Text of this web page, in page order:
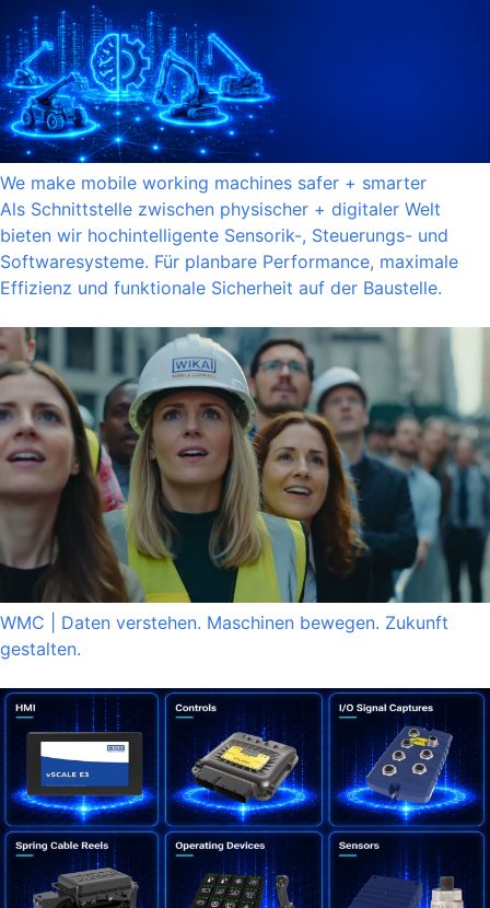
We make mobile working machines safer + smarter
Als Schnittstelle zwischen physischer + digitaler Welt
bieten wir hochintelligente Sensorik-, Steuerungs- und
Softwaresysteme. Für planbare Performance, maximale
Effizienz und funktionale Sicherheit auf der Baustelle.
WMC | Daten verstehen. Maschinen bewegen. Zukunft
gestalten.